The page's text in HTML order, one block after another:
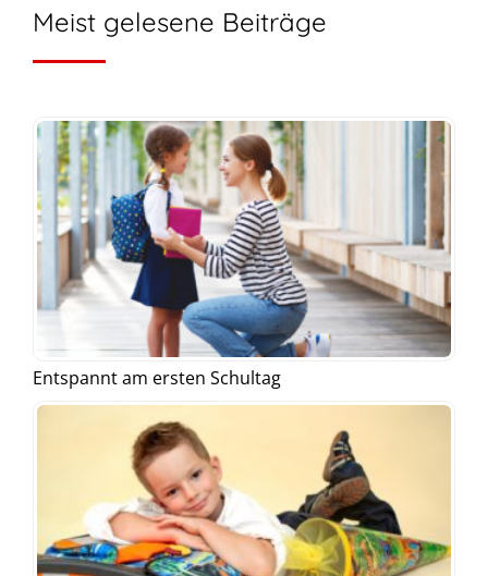
Meist gelesene Beiträge
Entspannt am ersten Schultag